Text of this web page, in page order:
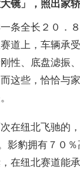
镜」，照出家
条全长２０．
道上，车辆承
性、底盘滤振
这些，恰恰与
在纽北飞驰的
影豹拥有７０
在纽北赛道能